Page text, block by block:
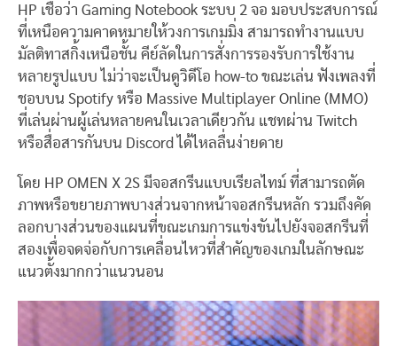
HP เชื่อว่า Gaming Notebook ระบบ 2 จอ มอบประสบการณ์
ที่เหนือความคาดหมายให้วงการเกมมิ่ง สามารถทำงานแบบ
มัลติทาสกิ้งเหนือชั้น คีย์ลัดในการสั่งการรองรับการใช้งาน
หลายรูปแบบ ไม่ว่าจะเป็นดูวิดีโอ how-to ขณะเล่น ฟังเพลงที่
ชอบบน Spotify หรือ Massive Multiplayer Online (MMO)
ที่เล่นผ่านผู้เล่นหลายคนในเวลาเดียวกัน แชทผ่าน Twitch
หรือสื่อสารกันบน Discord ได้ไหลลื่นง่ายดาย
โดย HP OMEN X 2S มีจอสกรีนแบบเรียลไทม์ ที่สามารถตัด
ภาพหรือขยายภาพบางส่วนจากหน้าจอสกรีนหลัก รวมถึงคัด
ลอกบางส่วนของแผนที่ขณะเกมการแข่งขันไปยังจอสกรีนที่
สองเพื่อจดจ่อกับการเคลื่อนไหวที่สำคัญของเกมในลักษณะ
แนวตั้งมากกว่าแนวนอน